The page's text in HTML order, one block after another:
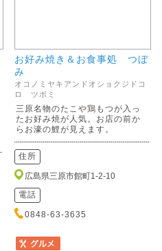
お好み焼き＆お食事処 つぼ
み
オコノミヤキアンドオショクジドコ
ロ ツボミ
三原名物のたこや鶏もつが入っ
たお好み焼が人気。お店の前か
らお濠の鯉が見えます。
住所
広島県三原市館町1-2-10
電話
0848-63-3635